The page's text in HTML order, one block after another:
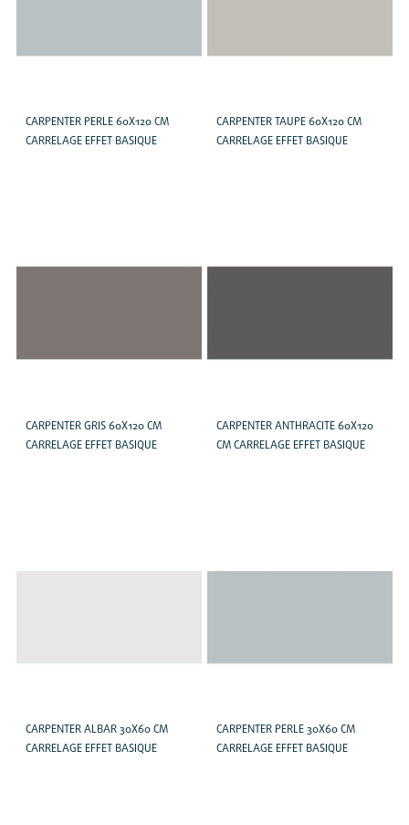
CARPENTER PERLE 60X120 CM
CARRELAGE EFFET BASIQUE
CARPENTER TAUPE 60X120 CM
CARRELAGE EFFET BASIQUE
CARPENTER GRIS 60X120 CM
CARRELAGE EFFET BASIQUE
CARPENTER ANTHRACITE 60X120
CM CARRELAGE EFFET BASIQUE
CARPENTER ALBAR 30X60 CM
CARRELAGE EFFET BASIQUE
CARPENTER PERLE 30X60 CM
CARRELAGE EFFET BASIQUE